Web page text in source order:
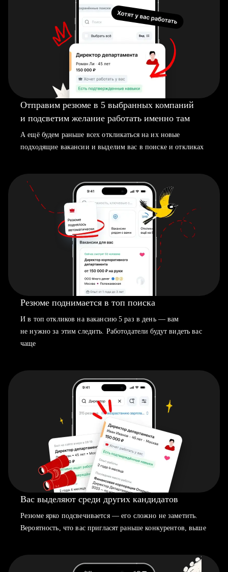
Отправим резюме в 5 выбранных компаний
и подсветим желание работать именно там
А ещё будем раньше всех откликаться на их новые
подходящие вакансии и выделим вас в поиске и откликах
Резюме поднимается в топ поиска
И в топ откликов на вакансию 5 раз в день — вам
не нужно за этим следить. Работодатели будут видеть вас
чаще
Вас выделяют среди других кандидатов
Резюме ярко подсвечивается — его сложно не заметить.
Вероятность, что вас пригласят раньше конкурентов, выше